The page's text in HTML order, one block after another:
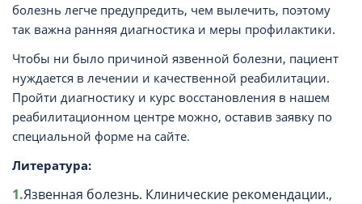
болезнь легче предупредить, чем вылечить, поэтому
так важна ранняя диагностика и меры профилактики.
Чтобы ни было причиной язвенной болезни, пациент
нуждается в лечении и качественной реабилитации.
Пройти диагностику и курс восстановления в нашем
реабилитационном центре можно, оставив заявку по
специальной форме на сайте.
Литература:
Язвенная болезнь. Клинические рекомендации.,